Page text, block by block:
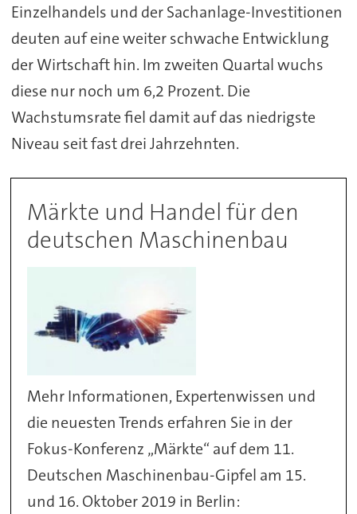
Einzelhandels und der Sachanlage-Investitionen
deuten auf eine weiter schwache Entwicklung
der Wirtschaft hin. Im zweiten Quartal wuchs
diese nur noch um 6,2 Prozent. Die
Wachstumsrate fiel damit auf das niedrigste
Niveau seit fast drei Jahrzehnten.
Märkte und Handel für den
deutschen Maschinenbau
Mehr Informationen, Expertenwissen und
die neuesten Trends erfahren Sie in der
Fokus-Konferenz „Märkte“ auf dem 11.
Deutschen Maschinenbau-Gipfel am 15.
und 16. Oktober 2019 in Berlin: